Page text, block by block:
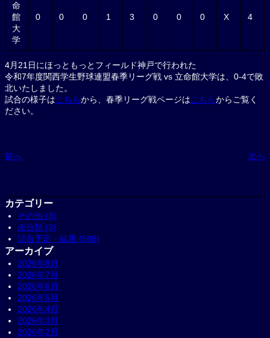
命
館
大
学
0 0 0 1 3 0 0 0 X 4
4月21日にほっともっとフィールド神戸で行われた
令和7年度関西学生野球連盟春季リーグ戦 vs 立命館大学は、0-4で敗
北いたしました。
試合の様子はこちらから、春季リーグ戦ページはこちらからご覧く
ださい。
前へ 次へ
カテゴリー
その他 (3)
未分類 (3)
試合予定・結果 (588)
アーカイブ
2026年8月
2026年7月
2026年6月
2026年5月
2026年4月
2026年3月
2026年2月